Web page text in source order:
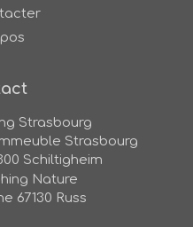
Strasbourg
Strasbourg
Schiltigheim
Nature
67130 Russ